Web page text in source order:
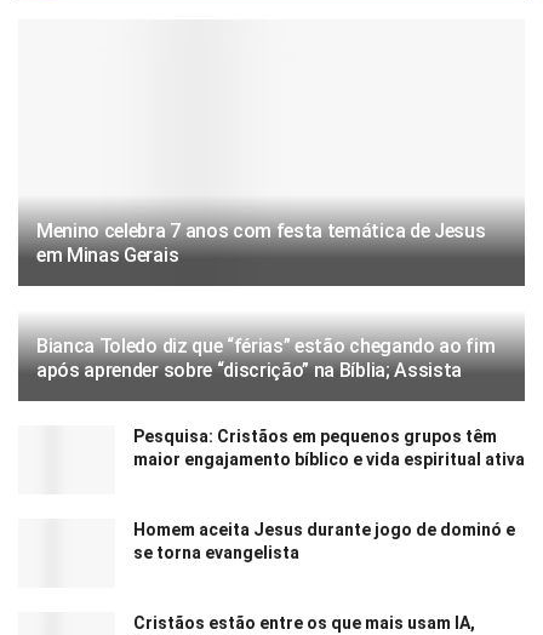
Menino celebra 7 anos com festa temática de Jesus
em Minas Gerais
Bianca Toledo diz que “férias” estão chegando ao fim
após aprender sobre “discrição” na Bíblia; Assista
Pesquisa: Cristãos em pequenos grupos têm
maior engajamento bíblico e vida espiritual ativa
Homem aceita Jesus durante jogo de dominó e
se torna evangelista
Cristãos estão entre os que mais usam IA,